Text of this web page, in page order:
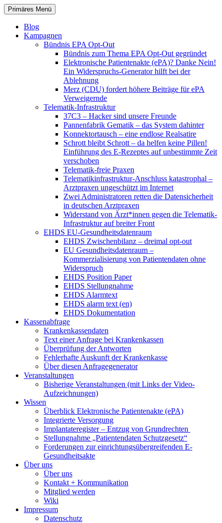
Zum
Inhalt
springen
patientenrechte-datenschutz.de
Suchen
Primäres Menü
Blog
Kampagnen
Bündnis EPA Opt-Out
Bündnis zum Thema EPA Opt-Out gegründet
Elektronische Patientenakte (ePA)? Danke Nein!
Ein Widerspruchs-Generator hilft bei der
Ablehnung
Merz (CDU) fordert höhere Beiträge für ePA
Verweigernde
Telematik-Infrastruktur
37C3 – Hacker sind unsere Freunde
Pannenfabrik Gematik – das System dahinter
Konnektortausch – eine endlose Realsatire
Schrott bleibt Schrott – da helfen keine Pillen!
Einführung des E-Rezeptes auf unbestimmte Zeit
verschoben
Telematik-freie Praxen
Telematikinfrastruktur-Anschluss katastrophal –
Arztpraxen ungeschützt im Internet
Zwei Administratoren retten die Datensicherheit
in deutschen Arztpraxen
Widerstand von Ärzt*innen gegen die Telematik-
Infrastruktur auf breiter Front
EHDS EU-Gesundheitsdatenraum
EHDS Zwischenbilanz – dreimal opt-out
EU Gesundheitsdatenraum –
Kommerzialisierung von Patientendaten ohne
Widerspruch
EHDS Position Paper
EHDS Stellungnahme
EHDS Alarmtext
EHDS alarm text (en)
EHDS Dokumentation
Kassenabfrage
Krankenkassendaten
Text einer Anfrage bei Krankenkassen
Überprüfung der Antworten
Fehlerhafte Auskunft der Krankenkasse
Über diesen Anfragegenerator
Veranstaltungen
Bisherige Veranstaltungen (mit Links der Video-
Aufzeichnungen)
Wissen
Überblick Elektronische Patientenakte (ePA)
Integrierte Versorgung
Implantateregister – Entzug von Grundrechten
Stellungnahme „Patientendaten Schutzgesetz“
Forderungen zur einrichtungsübergreifenden E-
Gesundheitsakte
Über uns
Über uns
Kontakt + Kommunikation
Mitglied werden
Wiki
Impressum
Datenschutz